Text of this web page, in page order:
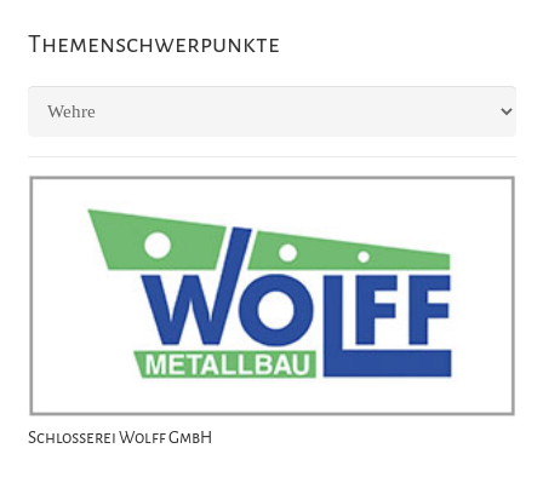
Themenschwerpunkte
Schlosserei Wolff GmbH